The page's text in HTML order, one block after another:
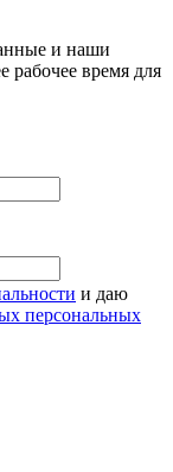
и наши
рабочее время для
и даю
персональных